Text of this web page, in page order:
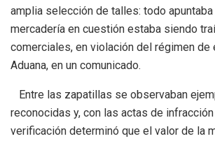
amplia selección de talles: todo apuntaba
mercadería en cuestión estaba siendo
comerciales, en violación del régimen de
Aduana, en un comunicado.
Entre las zapatillas se observaban
reconocidas y, con las actas de
verificación determinó que el valor de la